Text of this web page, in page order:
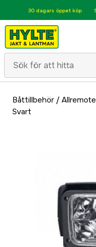
30 dagars öppet köp
Båttillbehör/
Svart